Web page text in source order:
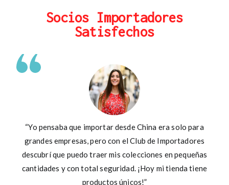
Socios Importadores
Satisfechos
“Yo pensaba que importar desde China era solo para
grandes empresas, pero con el Club de Importadores
descubrí que puedo traer mis colecciones en pequeñas
cantidades y con total seguridad. ¡Hoy mi tienda tiene
productos únicos!”